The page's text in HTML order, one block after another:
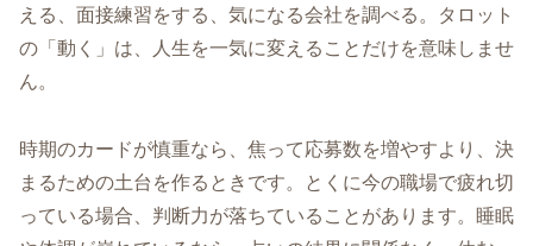
える、面接練習をする、気になる会社を調べる。タロット
の「動く」は、人生を一気に変えることだけを意味しませ
ん。
時期のカードが慎重なら、焦って応募数を増やすより、決
まるための土台を作るときです。とくに今の職場で疲れ切
っている場合、判断力が落ちていることがあります。睡眠